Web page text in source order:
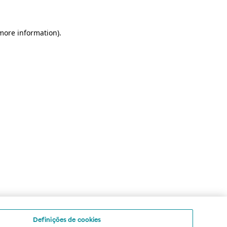
information).
Definições de cookies